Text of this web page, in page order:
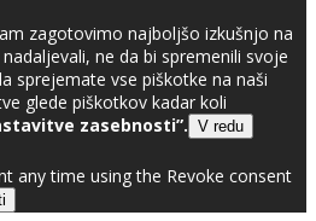
zagotovimo najboljšo izkušnjo na
ne da bi spremenili svoje
sprejemate vse piškotke na naši
glede piškotkov kadar koli
zasebnosti”. V redu
any time using the Revoke consent